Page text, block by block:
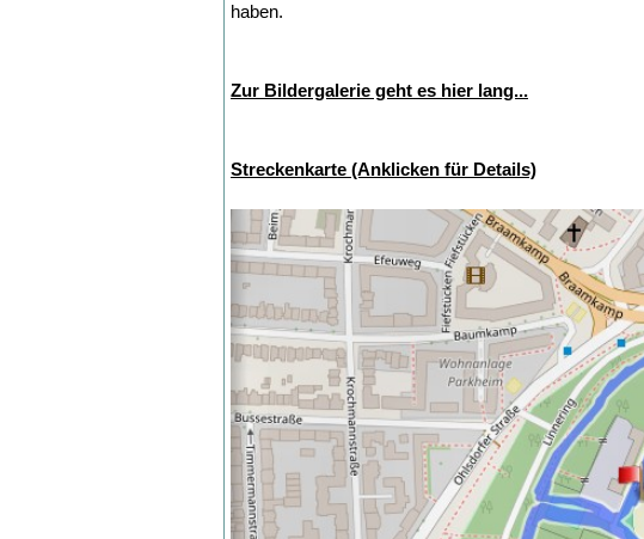
haben.
Zur Bildergalerie geht es hier lang...
Streckenkarte (Anklicken für Details)